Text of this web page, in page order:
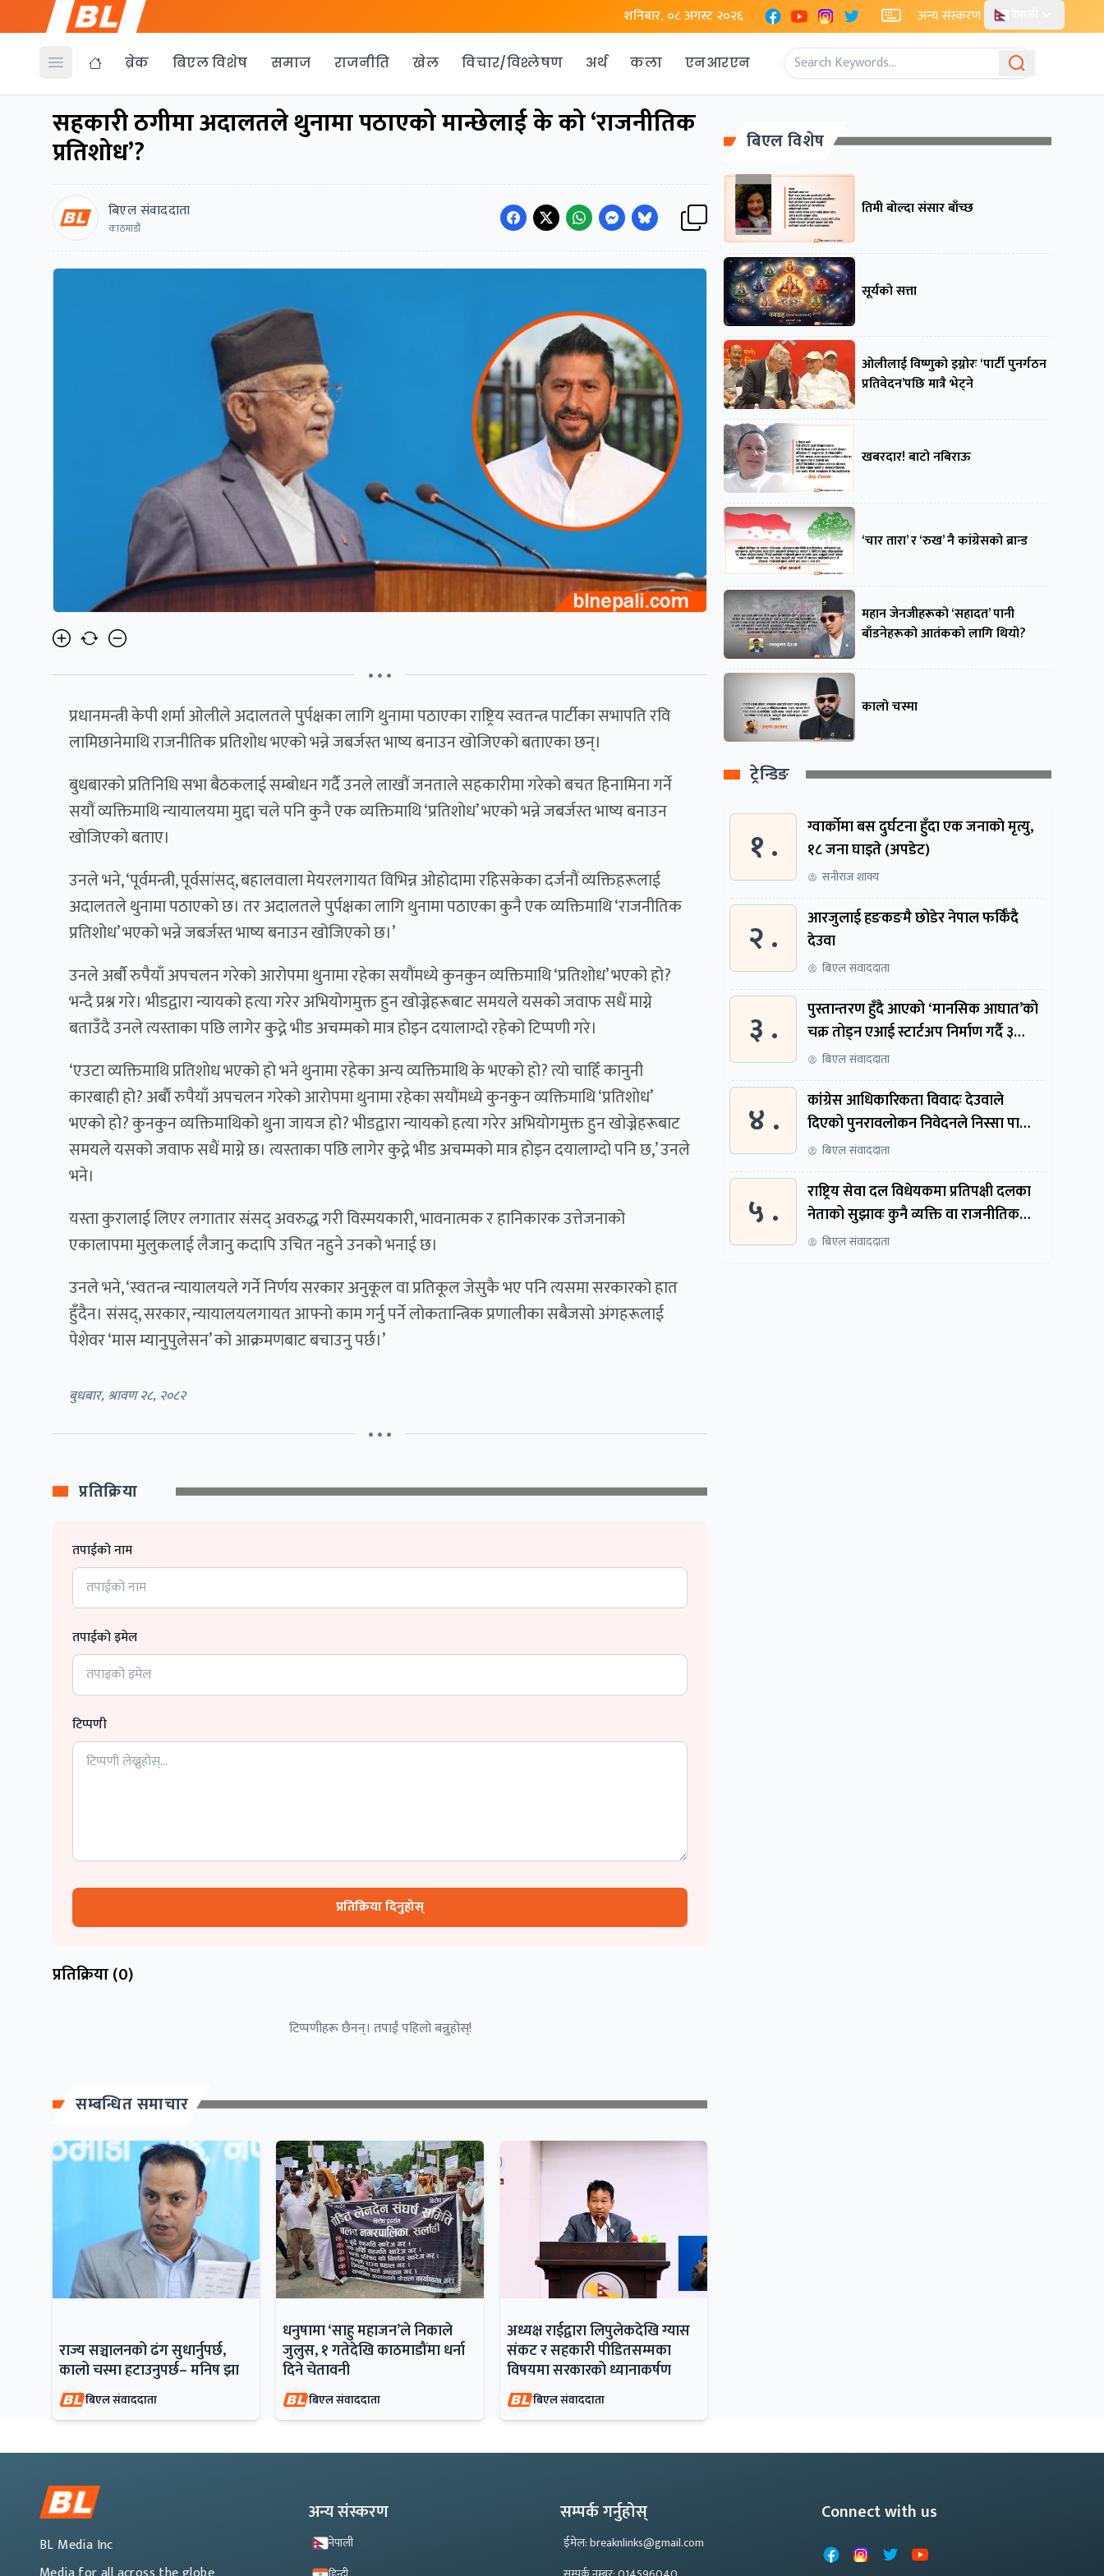
शनिबार, ०८ अगस्ट २०२६ FacebookYouTubeInstagram
X अन्य संस्करण
Open menu ब्रेक बिएल विशेष समाज राजनीति खेल विचार/विश्लेषण अर्थ कला एनआरएन
सहकारी ठगीमा अदालतले थुनामा पठाएको मान्छेलाई के को ‘राजनीतिक
प्रतिशोध’?
बिएल संवाददाता
काठमाडौं
• • •
प्रधानमन्त्री केपी शर्मा ओलीले अदालतले पुर्पक्षका लागि थुनामा पठाएका राष्ट्रिय स्वतन्त्र पार्टीका सभापति रवि
लामिछानेमाथि राजनीतिक प्रतिशोध भएको भन्ने जबर्जस्त भाष्य बनाउन खोजिएको बताएका छन्।
बुधबारको प्रतिनिधि सभा बैठकलाई सम्बोधन गर्दै उनले लाखौं जनताले सहकारीमा गरेको बचत हिनामिना गर्ने
सयौं व्यक्तिमाथि न्यायालयमा मुद्दा चले पनि कुनै एक व्यक्तिमाथि ‘प्रतिशोध’ भएको भन्ने जबर्जस्त भाष्य बनाउन
खोजिएको बताए।
उनले भने, ‘पूर्वमन्त्री, पूर्वसांसद्, बहालवाला मेयरलगायत विभिन्न ओहोदामा रहिसकेका दर्जनौं व्यक्तिहरूलाई
अदालतले थुनामा पठाएको छ। तर अदालतले पुर्पक्षका लागि थुनामा पठाएका कुनै एक व्यक्तिमाथि ‘राजनीतिक
प्रतिशोध’ भएको भन्ने जबर्जस्त भाष्य बनाउन खोजिएको छ।’
उनले अर्बाै रुपैयाँ अपचलन गरेको आरोपमा थुनामा रहेका सयौंमध्ये कुनकुन व्यक्तिमाथि ‘प्रतिशोध’ भएको हो?
भन्दै प्रश्न गरे। भीडद्वारा न्यायको हत्या गरेर अभियोगमुक्त हुन खोज्नेहरूबाट समयले यसको जवाफ सधैं माग्ने
बताउँदै उनले त्यस्ताका पछि लागेर कुद्ने भीड अचम्मको मात्र होइन दयालाग्दो रहेको टिप्पणी गरे।
‘एउटा व्यक्तिमाथि प्रतिशोध भएको हो भने थुनामा रहेका अन्य व्यक्तिमाथि के भएको हो? त्यो चाहिँ कानुनी
कारबाही हो? अर्बाैं रुपैयाँ अपचलन गरेको आरोपमा थुनामा रहेका सयौंमध्ये कुनकुन व्यक्तिमाथि ‘प्रतिशोध’
भएको हो? कुनकुन व्यक्तिमाथिको थुना जायज हो? भीडद्वारा न्यायको हत्या गरेर अभियोगमुक्त हुन खोज्नेहरूबाट
समयले यसको जवाफ सधैं माग्ने छ। त्यस्ताका पछि लागेर कुद्ने भीड अचम्मको मात्र होइन दयालाग्दो पनि छ,’ उनले
भने।
यस्ता कुरालाई लिएर लगातार संसद् अवरुद्ध गरी विस्मयकारी, भावनात्मक र हानिकारक उत्तेजनाको
एकालापमा मुलुकलाई लैजानु कदापि उचित नहुने उनको भनाई छ।
उनले भने, ‘स्वतन्त्र न्यायालयले गर्ने निर्णय सरकार अनुकूल वा प्रतिकूल जेसुकै भए पनि त्यसमा सरकारको हात
हुँदैन। संसद्, सरकार, न्यायालयलगायत आफ्नो काम गर्नु पर्ने लोकतान्त्रिक प्रणालीका सबैजसो अंगहरूलाई
पेशेवर ‘मास म्यानुपुलेसन’ को आक्रमणबाट बचाउनु पर्छ।’
बुधबार, श्रावण २८, २०८२
• • •
प्रतिक्रिया
तपाईको नाम
तपाईको इमेल
टिप्पणी
प्रतिक्रिया दिनुहोस्
प्रतिक्रिया (0)
टिप्पणीहरू छैनन्। तपाईं पहिलो बन्नुहोस्!
सम्बन्धित समाचार
राज्य सञ्चालनको ढंग सुधार्नुपर्छ,
कालो चस्मा हटाउनुपर्छ– मनिष झा
बिएल संवाददाता
धनुषामा ‘साहु महाजन’ले निकाले
जुलुस, १ गतेदेखि काठमाडौंमा धर्ना
दिने चेतावनी
बिएल संवाददाता
अध्यक्ष राईद्वारा लिपुलेकदेखि ग्यास
संकट र सहकारी पीडितसम्मका
विषयमा सरकारको ध्यानाकर्षण
बिएल संवाददाता
बिएल विशेष
तिमी बोल्दा संसार बाँच्छ
सूर्यको सत्ता
ओलीलाई विष्णुको इग्नोरः ‘पार्टी पुनर्गठन
प्रतिवेदन’पछि मात्रै भेट्ने
खबरदार! बाटो नबिराऊ
‘चार तारा’ र ‘रुख’ नै कांग्रेसको ब्रान्ड
महान जेनजीहरूको ‘सहादत’ पानी
बाँडनेहरूको आतंकको लागि थियो?
कालो चस्मा
ट्रेन्डिङ
१ .
ग्वार्काेमा बस दुर्घटना हुँदा एक जनाकाे मृत्यु,
१८ जना घाइते (अपडेट)
सनीराज शाक्य
२ .
आरजुलाई हङकङमै छोडेर नेपाल फर्किँदै
देउवा
बिएल संवाददाता
३ .
पुस्तान्तरण हुँदै आएको ‘मानसिक आघात’को
चक्र तोड्न एआई स्टार्टअप निर्माण गर्दै ३
नेपाली
बिएल संवाददाता
४ .
कांग्रेस आधिकारिकता विवादः देउवाले
दिएको पुनरावलोकन निवेदनले निस्सा पायो,
फेरि सुरुदेखि सुनुवाइ हुने
बिएल संवाददाता
५ .
राष्ट्रिय सेवा दल विधेयकमा प्रतिपक्षी दलका
नेताको सुझावः कुनै व्यक्ति वा राजनीतिक
नेतृत्वबाट निर्देशित हुने संस्था नबनोस्
बिएल संवाददाता
BL Media Inc
अन्य संस्करण
नेपाली
सम्पर्क गर्नुहोस्
ईमेल: breaknlinks@gmail.com
Connect with us
FacebookInstagram
X YouTube